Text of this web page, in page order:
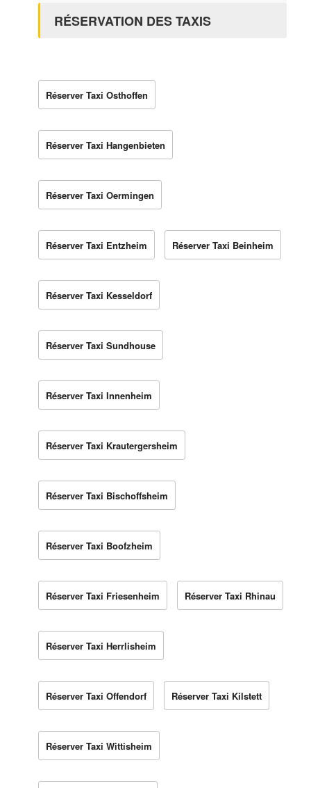
RÉSERVATION DES TAXIS
Réserver Taxi Osthoffen
Réserver Taxi Hangenbieten
Réserver Taxi Oermingen
Réserver Taxi Entzheim Réserver Taxi Beinheim
Réserver Taxi Kesseldorf
Réserver Taxi Sundhouse
Réserver Taxi Innenheim
Réserver Taxi Krautergersheim
Réserver Taxi Bischoffsheim
Réserver Taxi Boofzheim
Réserver Taxi Friesenheim Réserver Taxi Rhinau
Réserver Taxi Herrlisheim
Réserver Taxi Offendorf Réserver Taxi Kilstett
Réserver Taxi Wittisheim